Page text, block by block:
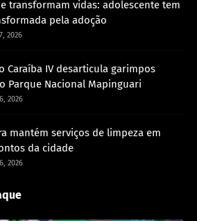
transformam vidas: adolescente tem
pela adoção
2026
Caraíba IV desarticula garimpos
Parque Nacional Mapinguari
2026
mantém serviços de limpeza em
da cidade
2026